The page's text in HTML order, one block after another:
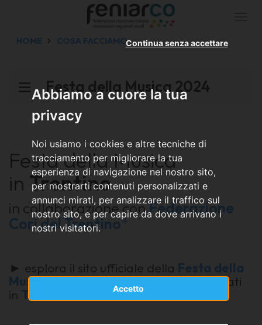
Abbiamo a cuore la tua
privacy
Noi usiamo i cookies e altre tecniche di
tracciamento per migliorare la tua
esperienza di navigazione nel nostro sito,
per mostrarti contenuti personalizzati e
annunci mirati, per analizzare il traffico sul
nostro sito, e per capire da dove arrivano i
nostri visitatori.
Accetto
Continua senza accettare
HOME COSA FACCIAMO
Festa della Musica 2024
Festa della Musica
in Trentino
in collaborazione conFederazione
Cori del Trentino*
► esplora il sito ufficiale della Festa della
Musicae scopri tutti i concerti organizzati
in Trentino